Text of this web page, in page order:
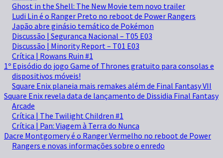
Ghost in the Shell: The New Movie tem novo trailer
Ludi Lin é o Ranger Preto no reboot de Power Rangers
Japão abre ginásio temático de Pokémon
Discussão | Segurança Nacional – T05 E03
Discussão | Minority Report – T01 E03
Crítica | Rowans Ruin #1
1º Episódio do jogo Game of Thrones gratuito para consolas e
dispositivos móveis!
Square Enix planeia mais remakes além de Final Fantasy VII
Square Enix revela data de lançamento de Dissidia Final Fantasy
Arcade
Crítica | The Twilight Children #1
Crítica | Pan: Viagem à Terra do Nunca
Dacre Montgomery é o Ranger Vermelho no reboot de Power
Rangers e novas informações sobre o enredo